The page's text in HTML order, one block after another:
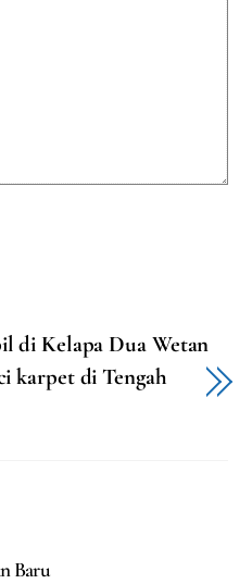
di Kelapa Dua Wetan
karpet di Tengah
Baru